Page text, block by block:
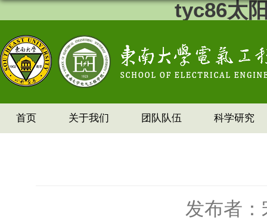
tyc86太
首页 关于我们 团队队伍 科学研究
发布者：